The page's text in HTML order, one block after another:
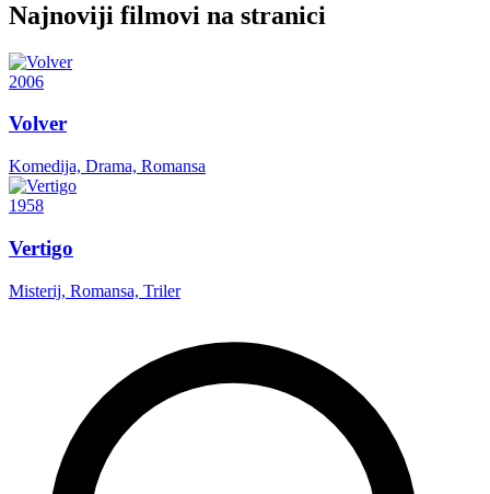
Najnoviji filmovi na stranici
2006
Volver
Komedija, Drama, Romansa
1958
Vertigo
Misterij, Romansa, Triler